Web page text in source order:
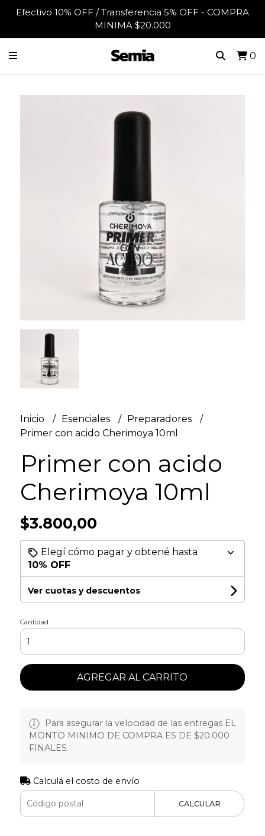
Efectivo 10% OFF / Transferencia 5% OFF - COMPRA
MINIMA $20.000
0
Inicio Esenciales
Preparadores
Primer con acido Cherimoya 10ml
Primer con acido
Cherimoya 10ml
$3.800,00
Elegí cómo pagar y obtené hasta
10% OFF
Ver cuotas y descuentos
Cantidad
AGREGAR AL CARRITO
Para asegurar la velocidad de las entregas EL
MONTO MINIMO DE COMPRA ES DE $20.000
FINALES.
Calculá el costo de envío
CALCULAR